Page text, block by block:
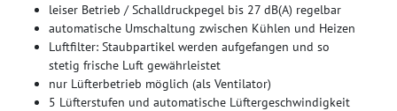
leiser Betrieb / Schalldruckpegel bis 27 dB(A) regelbar
automatische Umschaltung zwischen Kühlen und Heizen
Luftfilter: Staubpartikel werden aufgefangen und so
stetig frische Luft gewährleistet
nur Lüfterbetrieb möglich (als Ventilator)
5 Lüfterstufen und automatische Lüftergeschwindigkeit